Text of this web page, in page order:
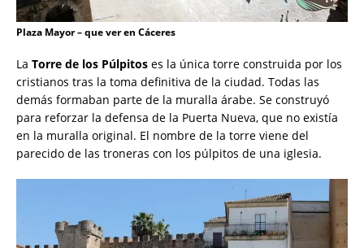
Plaza Mayor – que ver en Cáceres
La Torre de los Púlpitos es la única torre construida por los
cristianos tras la toma definitiva de la ciudad. Todas las
demás formaban parte de la muralla árabe. Se construyó
para reforzar la defensa de la Puerta Nueva, que no existía
en la muralla original. El nombre de la torre viene del
parecido de las troneras con los púlpitos de una iglesia.